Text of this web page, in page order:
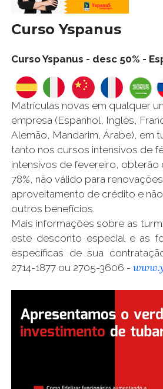
Curso Yspanus
Curso Yspanus - desc 50% -
Matrículas novas em qualquer
empresa (Espanhol, Inglês,
Alemão, Mandarim, Árabe), em
tanto nos cursos intensivos de
intensivos de fevereiro,
78%, não válido para
aproveitamento de crédito e
outros benefícios.
Mais informações sobre as
este desconto especial e as
específicas de sua
2714-1877 ou 2705-3606 -